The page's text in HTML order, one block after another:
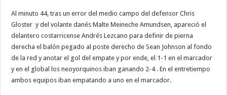
Al minuto 44, tras un error del medio campo del defensor Chris
Gloster y del volante danés Malte Meineche Amundsen, apareció el
delantero costarricense Andrés Lezcano para definir de pierna
derecha el balón pegado al poste derecho de Sean Johnson al fondo
de la red y anotar el gol del empate y por ende, el 1-1 en el marcador
y en el global los neoyorquinos iban ganando 2-4 . En el entretiempo
ambos equipos iban empatando a uno en el marcador.